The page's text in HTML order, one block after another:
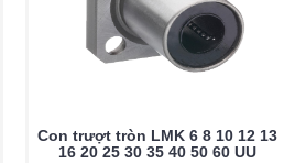
Con trượt tròn LMK 6 8 10 12 13
16 20 25 30 35 40 50 60 UU